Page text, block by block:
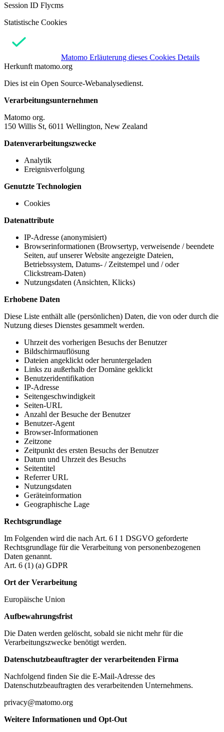
Session ID Flycms
Statistische Cookies
Matomo Erläuterung dieses Cookies Details
Herkunft matomo.org
Dies ist ein Open Source-Webanalysedienst.
Verarbeitungsunternehmen
Matomo org.
150 Willis St, 6011 Wellington, New Zealand
Datenverarbeitungszwecke
Analytik
Ereignisverfolgung
Genutzte Technologien
Cookies
Datenattribute
IP-Adresse (anonymisiert)
Browserinformationen (Browsertyp, verweisende / beendete
Seiten, auf unserer Website angezeigte Dateien,
Betriebssystem, Datums- / Zeitstempel und / oder
Clickstream-Daten)
Nutzungsdaten (Ansichten, Klicks)
Erhobene Daten
Diese Liste enthält alle (persönlichen) Daten, die von oder durch die
Nutzung dieses Dienstes gesammelt werden.
Uhrzeit des vorherigen Besuchs der Benutzer
Bildschirmauflösung
Dateien angeklickt oder heruntergeladen
Links zu außerhalb der Domäne geklickt
Benutzeridentifikation
IP-Adresse
Seitengeschwindigkeit
Seiten-URL
Anzahl der Besuche der Benutzer
Benutzer-Agent
Browser-Informationen
Zeitzone
Zeitpunkt des ersten Besuchs der Benutzer
Datum und Uhrzeit des Besuchs
Seitentitel
Referrer URL
Nutzungsdaten
Geräteinformation
Geographische Lage
Rechtsgrundlage
Im Folgenden wird die nach Art. 6 I 1 DSGVO geforderte
Rechtsgrundlage für die Verarbeitung von personenbezogenen
Daten genannt.
Art. 6 (1) (a) GDPR
Ort der Verarbeitung
Europäische Union
Aufbewahrungsfrist
Die Daten werden gelöscht, sobald sie nicht mehr für die
Verarbeitungszwecke benötigt werden.
Datenschutzbeauftragter der verarbeitenden Firma
Nachfolgend finden Sie die E-Mail-Adresse des
Datenschutzbeauftragten des verarbeitenden Unternehmens.
privacy@matomo.org
Weitere Informationen und Opt-Out